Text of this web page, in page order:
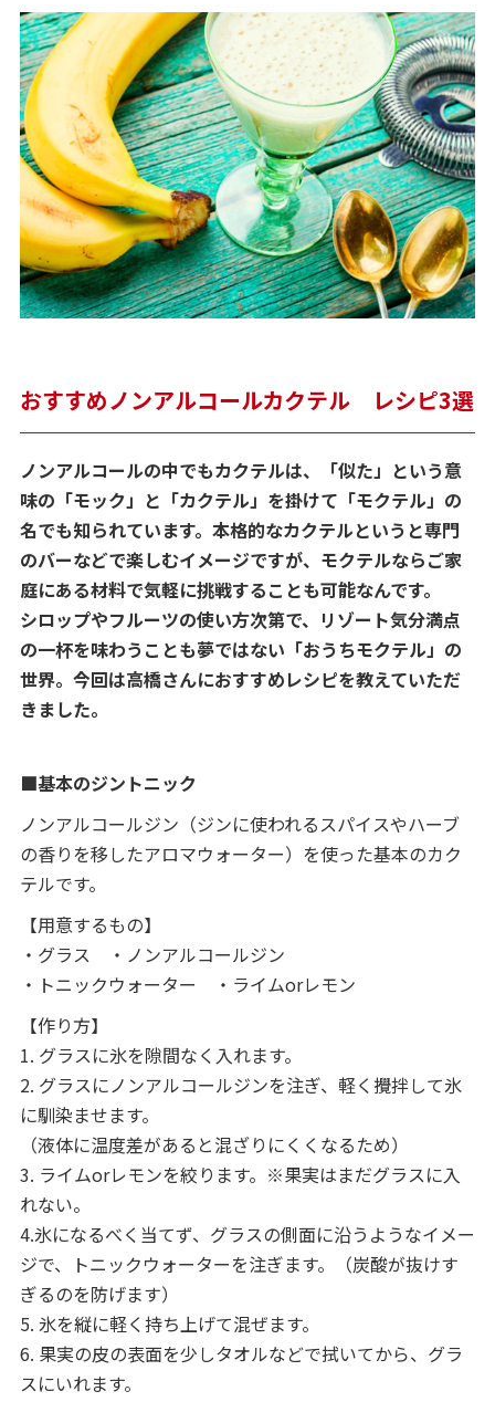
おすすめノンアルコールカクテル レシピ3選
ノンアルコールの中でもカクテルは、「似た」という意
味の「モック」と「カクテル」を掛けて「モクテル」の
名でも知られています。本格的なカクテルというと専門
のバーなどで楽しむイメージですが、モクテルならご家
庭にある材料で気軽に挑戦することも可能なんです。
シロップやフルーツの使い方次第で、リゾート気分満点
の一杯を味わうことも夢ではない「おうちモクテル」の
世界。今回は高橋さんにおすすめレシピを教えていただ
きました。
■基本のジントニック
ノンアルコールジン（ジンに使われるスパイスやハーブ
の香りを移したアロマウォーター）を使った基本のカク
テルです。
【用意するもの】
・グラス ・ノンアルコールジン
・トニックウォーター ・ライムorレモン
【作り方】
1. グラスに氷を隙間なく入れます。
2. グラスにノンアルコールジンを注ぎ、軽く攪拌して氷
に馴染ませます。
（液体に温度差があると混ざりにくくなるため）
3. ライムorレモンを絞ります。※果実はまだグラスに入
れない。
4.氷になるべく当てず、グラスの側面に沿うようなイメー
ジで、トニックウォーターを注ぎます。（炭酸が抜けす
ぎるのを防げます）
5. 氷を縦に軽く持ち上げて混ぜます。
6. 果実の皮の表面を少しタオルなどで拭いてから、グラ
スにいれます。